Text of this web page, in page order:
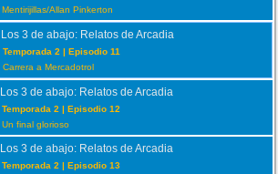
Mentirijillas/Allan Pinkerton
Los 3 de abajo: Relatos de Arcadia
Temporada 2 | Episodio 11
Carrera a Mercadotrol
Los 3 de abajo: Relatos de Arcadia
Temporada 2 | Episodio 12
Un final glorioso
Los 3 de abajo: Relatos de Arcadia
Temporada 2 | Episodio 13